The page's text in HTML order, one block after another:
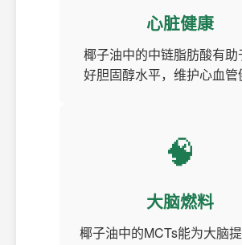
心脏健康
椰子油中的中链脂肪酸有助
好胆固醇水平，维护心血管
🧠
大脑燃料
椰子油中的MCTs能为大脑